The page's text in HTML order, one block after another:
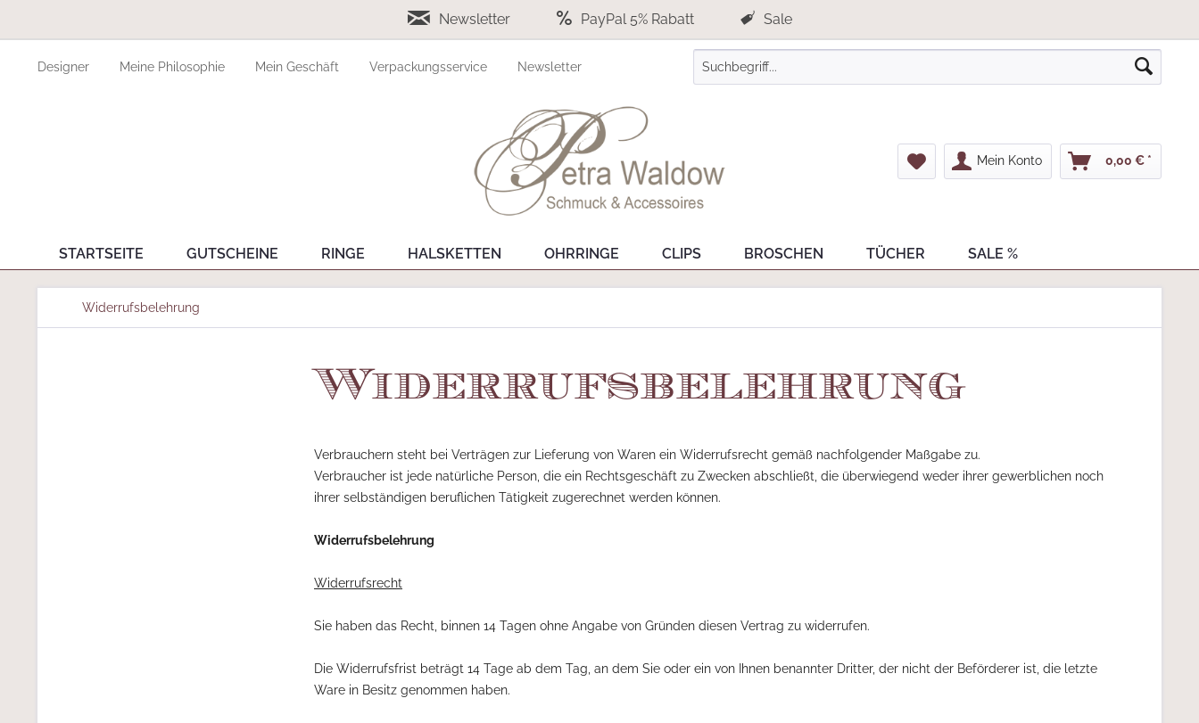
Newsletter PayPal 5% Rabatt Sale
Designer Meine Philosophie Mein Geschäft Verpackungsservice Newsletter
Mein Konto 0,00 € *
STARTSEITE GUTSCHEINE RINGE HALSKETTEN OHRRINGE CLIPS BROSCHEN TÜCHER SALE %
Widerrufsbelehrung
Widerrufsbelehrung
Verbrauchern steht bei Verträgen zur Lieferung von Waren ein Widerrufsrecht gemäß nachfolgender Maßgabe zu.
Verbraucher ist jede natürliche Person, die ein Rechtsgeschäft zu Zwecken abschließt, die überwiegend weder ihrer gewerblichen noch
ihrer selbständigen beruflichen Tätigkeit zugerechnet werden können.
Widerrufsbelehrung
Widerrufsrecht
Sie haben das Recht, binnen 14 Tagen ohne Angabe von Gründen diesen Vertrag zu widerrufen.
Die Widerrufsfrist beträgt 14 Tage ab dem Tag, an dem Sie oder ein von Ihnen benannter Dritter, der nicht der Beförderer ist, die letzte
Ware in Besitz genommen haben.